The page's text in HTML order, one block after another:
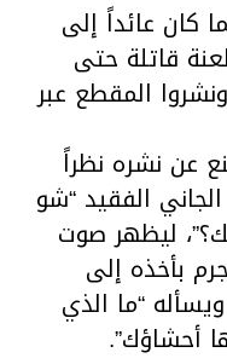
كان عائداً إلى
قاتلة حتى
المقطع عبر
عن نشره نظراً
الفقيد “شو
ليظهر صوت
بأخذه إلى
“ما الذي
أحشاؤك”.